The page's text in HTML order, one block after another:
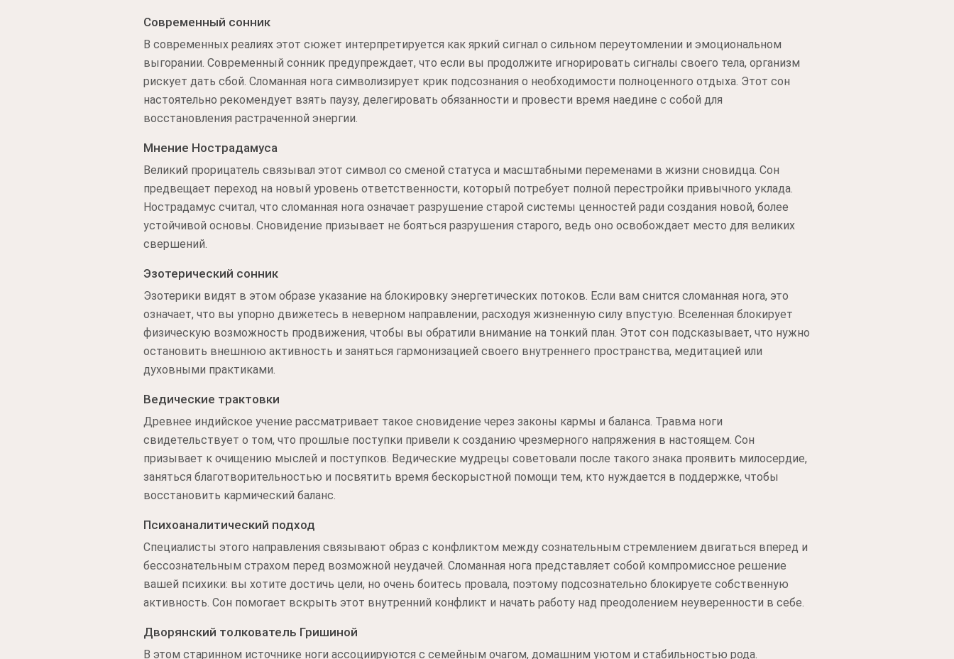
Современный сонник
В современных реалиях этот сюжет интерпретируется как яркий сигнал о сильном переутомлении и эмоциональном
выгорании. Современный сонник предупреждает, что если вы продолжите игнорировать сигналы своего тела, организм
рискует дать сбой. Сломанная нога символизирует крик подсознания о необходимости полноценного отдыха. Этот сон
настоятельно рекомендует взять паузу, делегировать обязанности и провести время наедине с собой для
восстановления растраченной энергии.
Мнение Нострадамуса
Великий прорицатель связывал этот символ со сменой статуса и масштабными переменами в жизни сновидца. Сон
предвещает переход на новый уровень ответственности, который потребует полной перестройки привычного уклада.
Нострадамус считал, что сломанная нога означает разрушение старой системы ценностей ради создания новой, более
устойчивой основы. Сновидение призывает не бояться разрушения старого, ведь оно освобождает место для великих
свершений.
Эзотерический сонник
Эзотерики видят в этом образе указание на блокировку энергетических потоков. Если вам снится сломанная нога, это
означает, что вы упорно движетесь в неверном направлении, расходуя жизненную силу впустую. Вселенная блокирует
физическую возможность продвижения, чтобы вы обратили внимание на тонкий план. Этот сон подсказывает, что нужно
остановить внешнюю активность и заняться гармонизацией своего внутреннего пространства, медитацией или
духовными практиками.
Ведические трактовки
Древнее индийское учение рассматривает такое сновидение через законы кармы и баланса. Травма ноги
свидетельствует о том, что прошлые поступки привели к созданию чрезмерного напряжения в настоящем. Сон
призывает к очищению мыслей и поступков. Ведические мудрецы советовали после такого знака проявить милосердие,
заняться благотворительностью и посвятить время бескорыстной помощи тем, кто нуждается в поддержке, чтобы
восстановить кармический баланс.
Психоаналитический подход
Специалисты этого направления связывают образ с конфликтом между сознательным стремлением двигаться вперед и
бессознательным страхом перед возможной неудачей. Сломанная нога представляет собой компромиссное решение
вашей психики: вы хотите достичь цели, но очень боитесь провала, поэтому подсознательно блокируете собственную
активность. Сон помогает вскрыть этот внутренний конфликт и начать работу над преодолением неуверенности в себе.
Дворянский толкователь Гришиной
В этом старинном источнике ноги ассоциируются с семейным очагом, домашним уютом и стабильностью рода.